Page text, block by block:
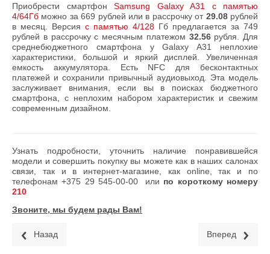
Приобрести смартфон Samsung Galaxy A31 с памятью
4/64Гб можно за 669 рублей или в рассрочку от 29.08рублей
в месяц. Версия с памятью 4/128 Гб предлагается за 749
рублей в рассрочку с месячным платежом 32.56рубля. Для
среднебюджетного смартфона у Galaxy A31 неплохие
характеристики, большой и яркий дисплей. Увеличенная
емкость аккумулятора. Есть NFC для бесконтактных
платежей и сохранили привычный аудиовыход. Эта модель
заслуживает внимания, если вы в поисках бюджетного
смартфона, с неплохим набором характеристик и свежим
современным дизайном.
Узнать подробности, уточнить наличие понравившейся
модели и совершить покупку вы можете как в наших салонах
связи, так и в интернет-магазине, как online, так и по
телефонам+375 29 545-00-00 или по короткому номеру
210
Звоните, мы будем рады Вам!
Назад Вперед